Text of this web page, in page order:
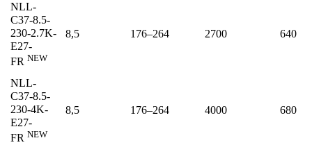
NLL-
C37-8.5-
230-2.7K-
E27-
FR NEW
8,5 176–264 2700 640
NLL-
C37-8.5-
230-4K-
E27-
FR NEW
8,5 176–264 4000 680